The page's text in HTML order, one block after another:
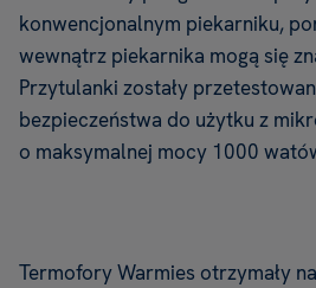
konwencjonalnym piekarniku,
wewnątrz piekarnika mogą się
Przytulanki zostały
bezpieczeństwa do użytku z
o maksymalnej mocy 1000
Termofory Warmies otrzymały